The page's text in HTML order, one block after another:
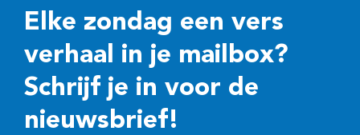
Elke zondag een vers
verhaal in je mailbox?
Schrijf je in voor de
nieuwsbrief!